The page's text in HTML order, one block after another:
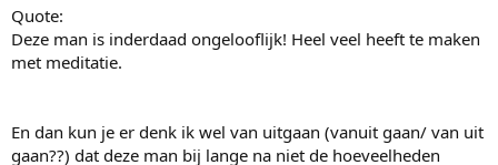
Quote:
Deze man is inderdaad ongelooflijk! Heel veel heeft te maken
met meditatie.
En dan kun je er denk ik wel van uitgaan (vanuit gaan/ van uit
gaan??) dat deze man bij lange na niet de hoeveelheden